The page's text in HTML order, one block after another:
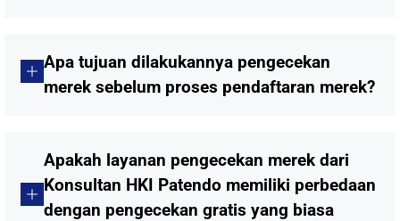
Apa tujuan dilakukannya pengecekan
merek sebelum proses pendaftaran merek?
Apakah layanan pengecekan merek dari
Konsultan HKI Patendo memiliki perbedaan
dengan pengecekan gratis yang biasa